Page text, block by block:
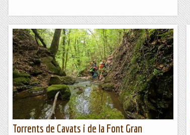
Torrents de Cavats i de la Font Gran